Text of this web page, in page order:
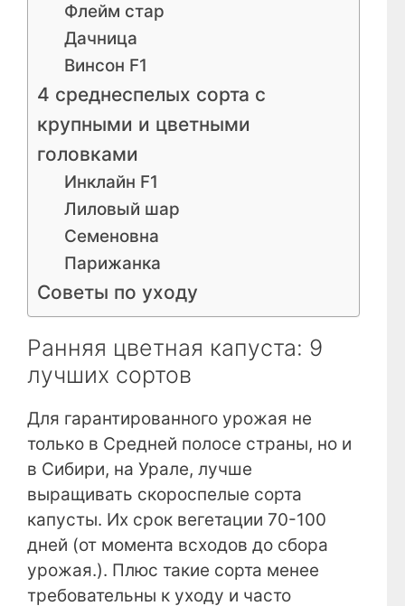
Флейм стар
Дачница
Винсон F1
4 среднеспелых сорта с
крупными и цветными
головками
Инклайн F1
Лиловый шар
Семеновна
Парижанка
Советы по уходу
Ранняя цветная капуста: 9
лучших сортов
Для гарантированного урожая не
только в Средней полосе страны, но и
в Сибири, на Урале, лучше
выращивать скороспелые сорта
капусты. Их срок вегетации 70-100
дней (от момента всходов до сбора
урожая.). Плюс такие сорта менее
требовательны к уходу и часто